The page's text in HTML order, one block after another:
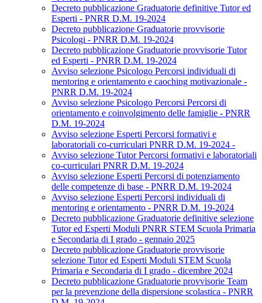
Decreto pubblicazione Graduatorie definitive Tutor ed
Esperti - PNRR D.M. 19-2024
Decreto pubblicazione Graduatorie provvisorie
Psicologi - PNRR D.M. 19-2024
Decreto pubblicazione Graduatorie provvisorie Tutor
ed Esperti - PNRR D.M. 19-2024
Avviso selezione Psicologo Percorsi individuali di
mentoring e orientamento e caoching motivazionale -
PNRR D.M. 19-2024
Avviso selezione Psicologo Percorsi Percorsi di
orientamento e coinvolgimento delle famiglie - PNRR
D.M. 19-2024
Avviso selezione Esperti Percorsi formativi e
laboratoriali co-curriculari PNRR D.M. 19-2024 -
Avviso selezione Tutor Percorsi formativi e laboratoriali
co-curriculari PNRR D.M. 19-2024
Avviso selezione Esperti Percorsi di potenziamento
delle competenze di base - PNRR D.M. 19-2024
Avviso selezione Esperti Percorsi individuali di
mentoring e orientamento - PNRR D.M. 19-2024
Decreto pubblicazione Graduatorie definitive selezione
Tutor ed Esperti Moduli PNRR STEM Scuola Primaria
e Secondaria di I grado - gennaio 2025
Decreto pubblicazione Graduatorie provvisorie
selezione Tutor ed Esperti Moduli STEM Scuola
Primaria e Secondaria di I grado - dicembre 2024
Decreto pubblicazione Graduatorie provvisorie Team
per la prevenzione della dispersione scolastica - PNRR